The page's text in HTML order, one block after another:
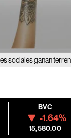
sociales ganan
BVC
-1.64%
15,580.00